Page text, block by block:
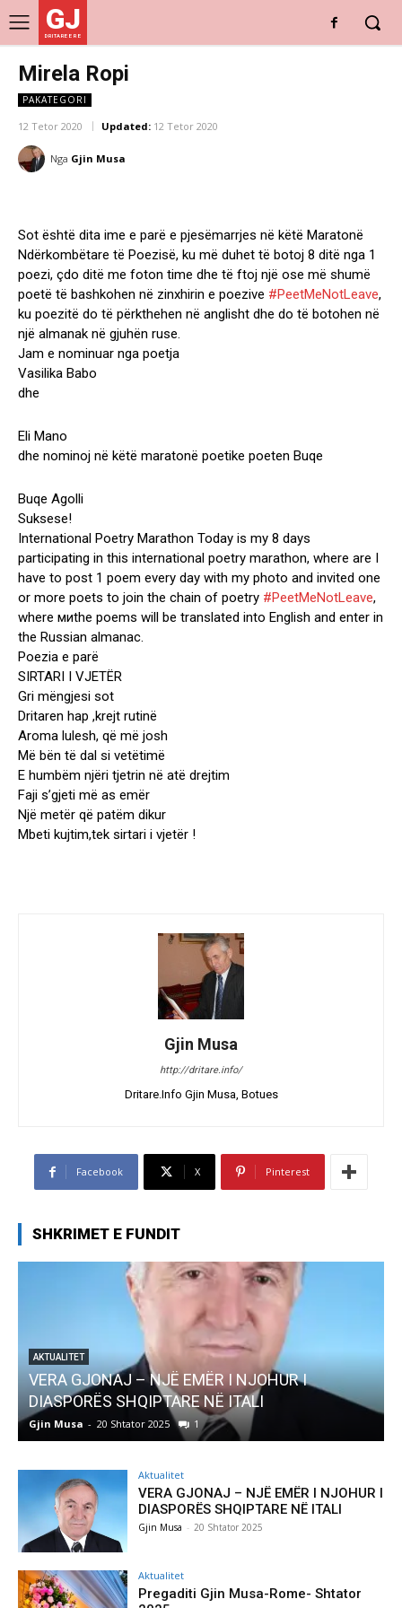
GJ
DRITARE E RE
Mirela Ropi
PAKATEGORI
12 Tetor 2020 Updated: 12 Tetor 2020
Nga Gjin Musa
Sot është dita ime e parë e pjesëmarrjes në këtë Maratonë
Ndërkombëtare të Poezisë, ku më duhet të botoj 8 ditë nga 1
poezi, çdo ditë me foton time dhe të ftoj një ose më shumë
poetë të bashkohen në zinxhirin e poezive #PeetMeNotLeave,
ku poezitë do të përkthehen në anglisht dhe do të botohen në
një almanak në gjuhën ruse.
Jam e nominuar nga poetja
Vasilika Babo
dhe
Eli Mano
dhe nominoj në këtë maratonë poetike poeten Buqe
Buqe Agolli
Suksese!
International Poetry Marathon Today is my 8 days
participating in this international poetry marathon, where are I
have to post 1 poem every day with my photo and invited one
or more poets to join the chain of poetry #PeetMeNotLeave,
where миthe poems will be translated into English and enter in
the Russian almanac.
Poezia e parë
SIRTARI I VJETËR
Gri mëngjesi sot
Dritaren hap ,krejt rutinë
Aroma lulesh, që më josh
Më bën të dal si vetëtimë
E humbëm njëri tjetrin në atë drejtim
Faji s’gjeti më as emër
Një metër që patëm dikur
Mbeti kujtim,tek sirtari i vjetër !
Gjin Musa
http://dritare.info/
Dritare.Info Gjin Musa, Botues
Facebook X Pinterest
SHKRIMET E FUNDIT
AKTUALITET
Pregaditi Gjin Musa-Rome- Shtator 2025
Gjin Musa - 8 Shtator 2025
Aktualitet
VERA GJONAJ – NJË EMËR I NJOHUR I
DIASPORËS SHQIPTARE NË ITALI
Gjin Musa - 20 Shtator 2025
Aktualitet
Pregaditi Gjin Musa-Rome- Shtator